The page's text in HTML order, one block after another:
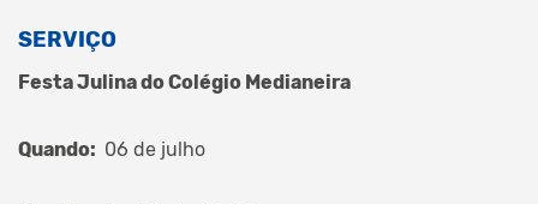
SERVIÇO
Festa Julina do Colégio Medianeira
Quando: 06 de julho